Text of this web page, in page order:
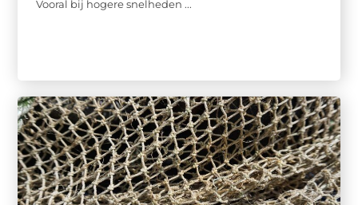
Vooral bij hogere snelheden ...